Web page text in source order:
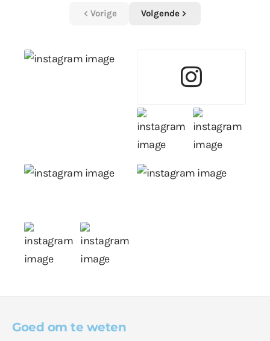
Vorige Volgende
Goed om te weten